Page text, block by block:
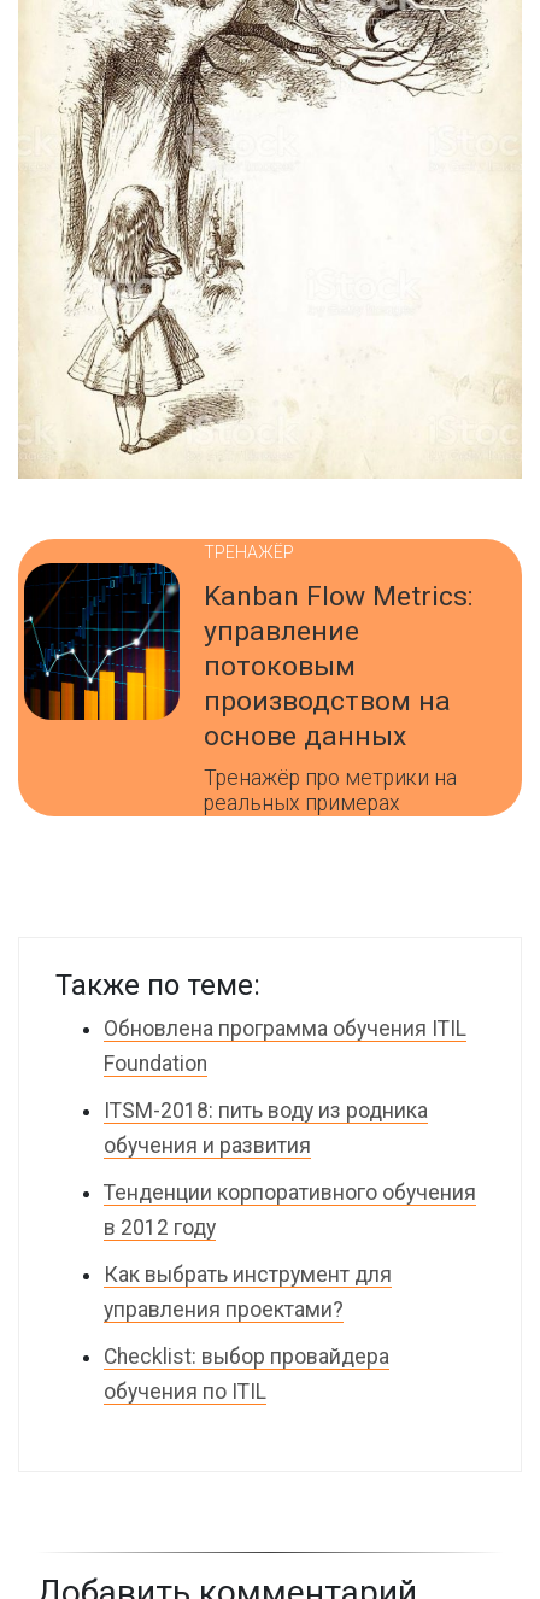
ТРЕНАЖЁР
Kanban Flow Metrics:
управление
потоковым
производством на
основе данных
Тренажёр про метрики на
реальных примерах
Также по теме:
Обновлена программа обучения ITIL
Foundation
ITSM-2018: пить воду из родника
обучения и развития
Тенденции корпоративного обучения
в 2012 году
Как выбрать инструмент для
управления проектами?
Checklist: выбор провайдера
обучения по ITIL